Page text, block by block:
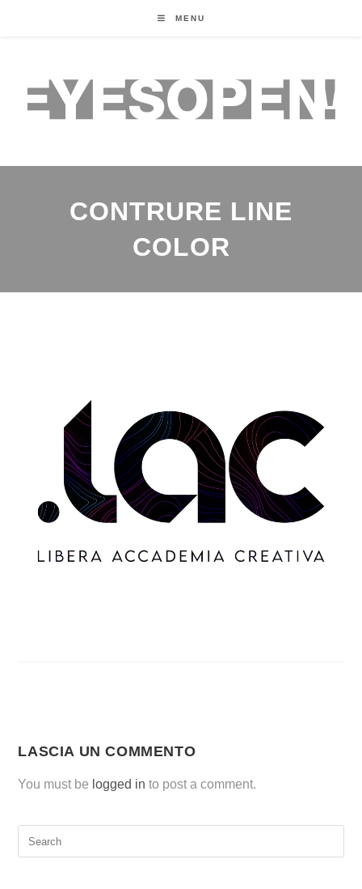
MENU
CONTRURE LINE
COLOR
LASCIA UN COMMENTO
You must be logged in to post a comment.